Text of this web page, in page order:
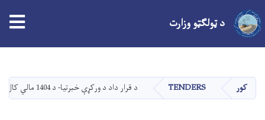
دانګل
د ټولګټو وزارت
کور TENDERS د قرار داد د ورکړې خبرتیا- د 1404 مالي کال لپاره، د سالنګونو د ساتنې او څارنې ریاست (17) قلم د اړتیا وړ چین پېرلو پروژه